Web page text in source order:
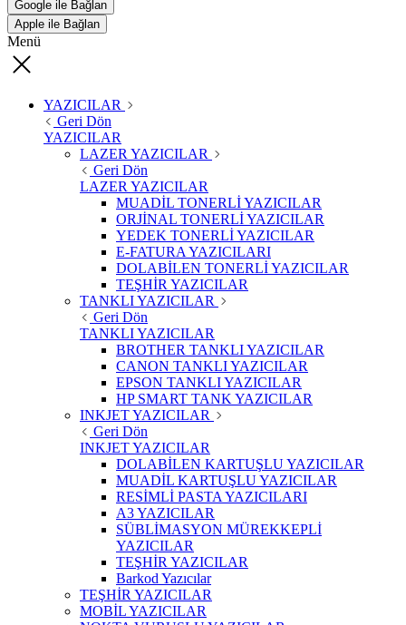
Google ile Bağlan
Apple ile Bağlan
Menü
YAZICILAR
Geri Dön
YAZICILAR
LAZER YAZICILAR
Geri Dön
LAZER YAZICILAR
MUADİL TONERLİ YAZICILAR
ORJİNAL TONERLİ YAZICILAR
YEDEK TONERLİ YAZICILAR
E-FATURA YAZICILARI
DOLABİLEN TONERLİ YAZICILAR
TEŞHİR YAZICILAR
TANKLI YAZICILAR
Geri Dön
TANKLI YAZICILAR
BROTHER TANKLI YAZICILAR
CANON TANKLI YAZICILAR
EPSON TANKLI YAZICILAR
HP SMART TANK YAZICILAR
INKJET YAZICILAR
Geri Dön
INKJET YAZICILAR
DOLABİLEN KARTUŞLU YAZICILAR
MUADİL KARTUŞLU YAZICILAR
RESİMLİ PASTA YAZICILARI
A3 YAZICILAR
SÜBLİMASYON MÜREKKEPLİ
YAZICILAR
TEŞHİR YAZICILAR
Barkod Yazıcılar
TEŞHİR YAZICILAR
MOBİL YAZICILAR